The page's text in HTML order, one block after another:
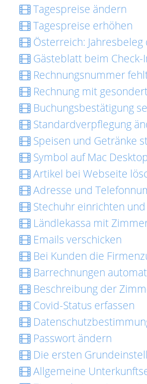
Tagespreise ändern
Tagespreise erhöhen
Österreich:
Gästeblatt beim Check-
Rechnungsnummer
Rechnung mit
Buchungsbestätigung
Standardverpflegung
Speisen und Getränke
Symbol auf Mac
Artikel bei Webseite
Adresse und
Stechuhr einrichten
Ländlekassa mit
Emails verschicken
Bei Kunden die
Barrechnungen
Beschreibung der
Covid-Status erfassen
Passwort ändern
Die ersten
Allgemeine